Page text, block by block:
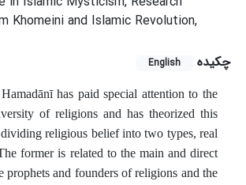
Khomeini and Islamic Revolution,
چکیده
English
has paid special attention to the
of religions and has theorized this
religious belief into two types, real
former is related to the main and direct
prophets and founders of religions and the